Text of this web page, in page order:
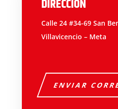
DIRECCIÓN
Calle 24 #34-69 San
Villavicencio – Meta
ENVIAR